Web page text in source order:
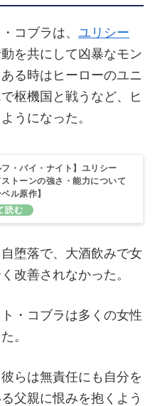
コブラは、 ユリシー
動を共にして凶暴なモン
る時はヒーローのユニ
枢機国と戦うなど、ヒ
うになった。
フ・バイ・ナイト】ユリシー
トーンの強さ・能力について
ル原作】
堕落で、大酒飲みで女
改善されなかった。
・コブラは多くの女性
。
らは無責任にも自分を
父親に恨みを抱くよう